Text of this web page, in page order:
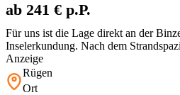
Für uns ist die Lage direkt an der
Inselerkundung. Nach dem
wunderbar auf. Das Frühstück ist laut
die Termine vom Frühjahr bis in den
Euch für diese oft teure Lage am
ab 241 € p.P.
Anzeige
Rügen
Ort